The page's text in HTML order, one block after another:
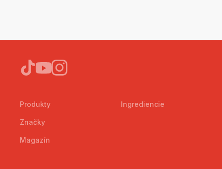
Produkty
Značky
Magazín
Ingrediencie